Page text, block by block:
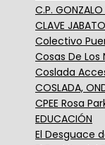
C.P. GONZALO
CLAVE JABATO
Colectivo
Cosas De Los
Coslada
COSLADA,
CPEE Rosa
EDUCACIÓN
El Desguace